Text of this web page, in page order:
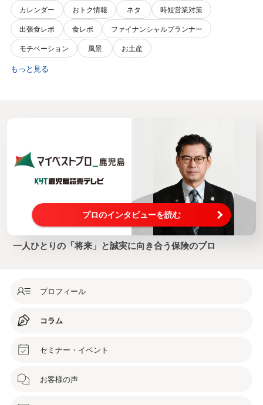
カレンダー
おトク情報 ネタ
時短営業対策
出張食レポ
食レポ
ファイナンシャルプランナー
モチベーション
風景 お土産
もっと見る
プロのインタビューを読む
一人ひとりの「将来」と誠実に向き合う保険のプロ
プロフィール
コラム
セミナー・イベント
お客様の声